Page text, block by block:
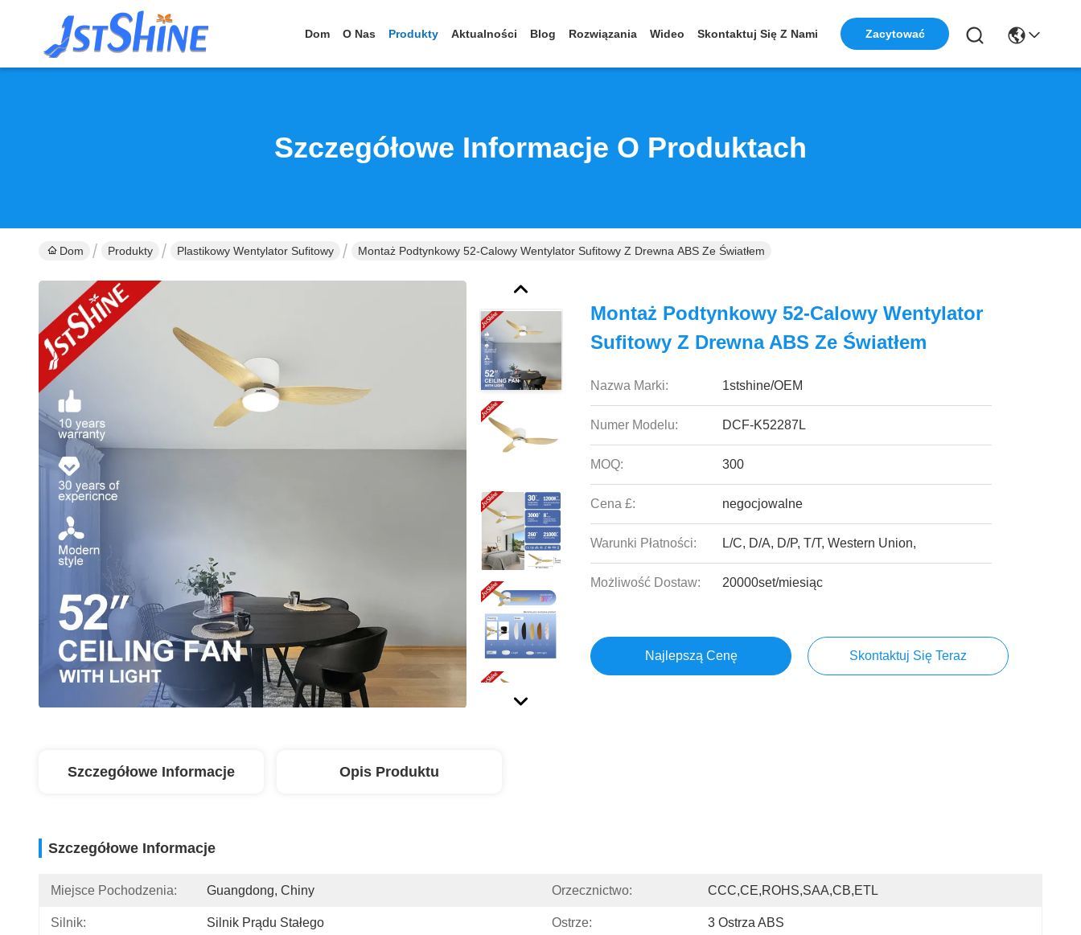
Dom O Nas Produkty Aktualności Blog Rozwiązania Wideo Skontaktuj Się Z Nami Zacytować
Szczegółowe Informacje O Produktach
Dom Produkty Plastikowy Wentylator Sufitowy Montaż Podtynkowy 52-Calowy Wentylator Sufitowy Z Drewna ABS Ze Światłem
Montaż Podtynkowy 52-Calowy Wentylator
Sufitowy Z Drewna ABS Ze Światłem
Nazwa Marki: 1stshine/OEM
Numer Modelu: DCF-K52287L
MOQ: 300
Cena £: negocjowalne
Warunki Płatności: L/C, D/A, D/P, T/T, Western Union,
Możliwość Dostaw: 20000set/miesiąc
Najlepszą Cenę Skontaktuj Się Teraz
Szczegółowe Informacje Opis Produktu
Szczegółowe Informacje
Miejsce Pochodzenia: Guangdong, Chiny Orzecznictwo: CCC,CE,ROHS,SAA,CB,ETL
Silnik: Silnik Prądu Stałego Ostrze: 3 Ostrza ABS